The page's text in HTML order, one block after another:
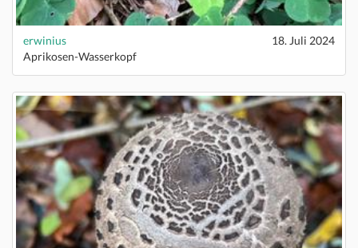
erwinius
18. Juli 2024
Aprikosen-Wasserkopf